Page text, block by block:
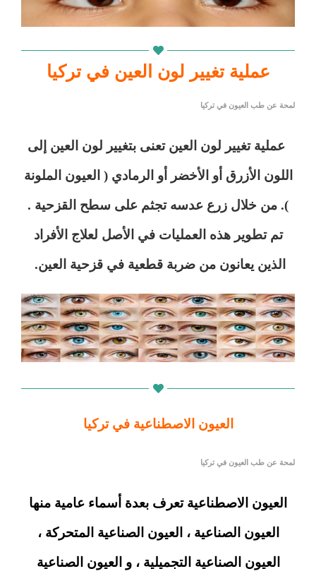
عملية تغيير لون العين في تركيا
لمحة عن طب العيون في تركيا
عملية تغيير لون العين تعنى بتغيير لون العين إلى
اللون الأزرق أو الأخضر أو الرمادي ( العيون الملونة
). من خلال زرع عدسه تجثم على سطح القزحية .
تم تطوير هذه العمليات في الأصل لعلاج الأفراد
الذين يعانون من ضربة قطعية في قزحية العين.
العيون الاصطناعية في تركيا
لمحة عن طب العيون في تركيا
العيون الاصطناعية تعرف بعدة أسماء عامية منها
العيون الصناعية ، العيون الصناعية المتحركة ،
العيون الصناعية التجميلية ، و العيون الصناعية